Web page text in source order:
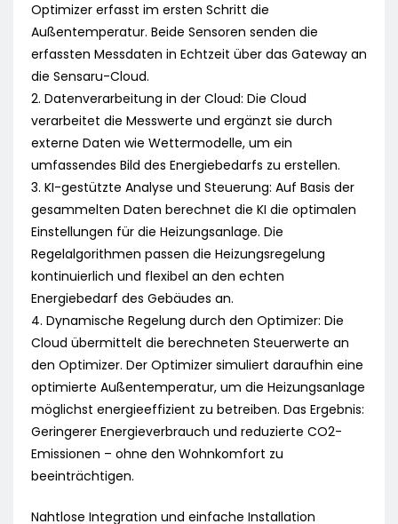
Optimizer erfasst im ersten Schritt die
Außentemperatur. Beide Sensoren senden die
erfassten Messdaten in Echtzeit über das Gateway an
die Sensaru-Cloud.
2. Datenverarbeitung in der Cloud: Die Cloud
verarbeitet die Messwerte und ergänzt sie durch
externe Daten wie Wettermodelle, um ein
umfassendes Bild des Energiebedarfs zu erstellen.
3. KI-gestützte Analyse und Steuerung: Auf Basis der
gesammelten Daten berechnet die KI die optimalen
Einstellungen für die Heizungsanlage. Die
Regelalgorithmen passen die Heizungsregelung
kontinuierlich und flexibel an den echten
Energiebedarf des Gebäudes an.
4. Dynamische Regelung durch den Optimizer: Die
Cloud übermittelt die berechneten Steuerwerte an
den Optimizer. Der Optimizer simuliert daraufhin eine
optimierte Außentemperatur, um die Heizungsanlage
möglichst energieeffizient zu betreiben. Das Ergebnis:
Geringerer Energieverbrauch und reduzierte CO2-
Emissionen – ohne den Wohnkomfort zu
beeinträchtigen.
Nahtlose Integration und einfache Installation